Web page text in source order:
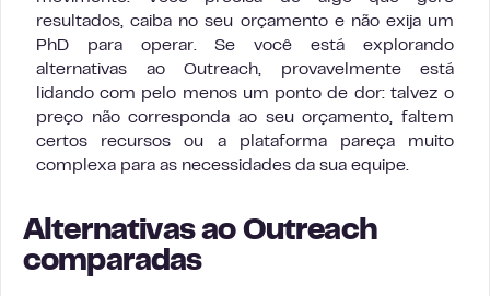
resultados, caiba no seu orçamento e não exija um
PhD para operar. Se você está explorando
alternativas ao Outreach, provavelmente está
lidando com pelo menos um ponto de dor: talvez o
preço não corresponda ao seu orçamento, faltem
certos recursos ou a plataforma pareça muito
complexa para as necessidades da sua equipe.
Alternativas ao Outreach
comparadas